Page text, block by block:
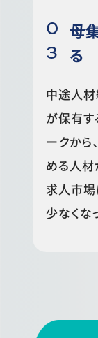
母
る
中途人材
が保有す
ークから
める人材
求人市場
少なくな